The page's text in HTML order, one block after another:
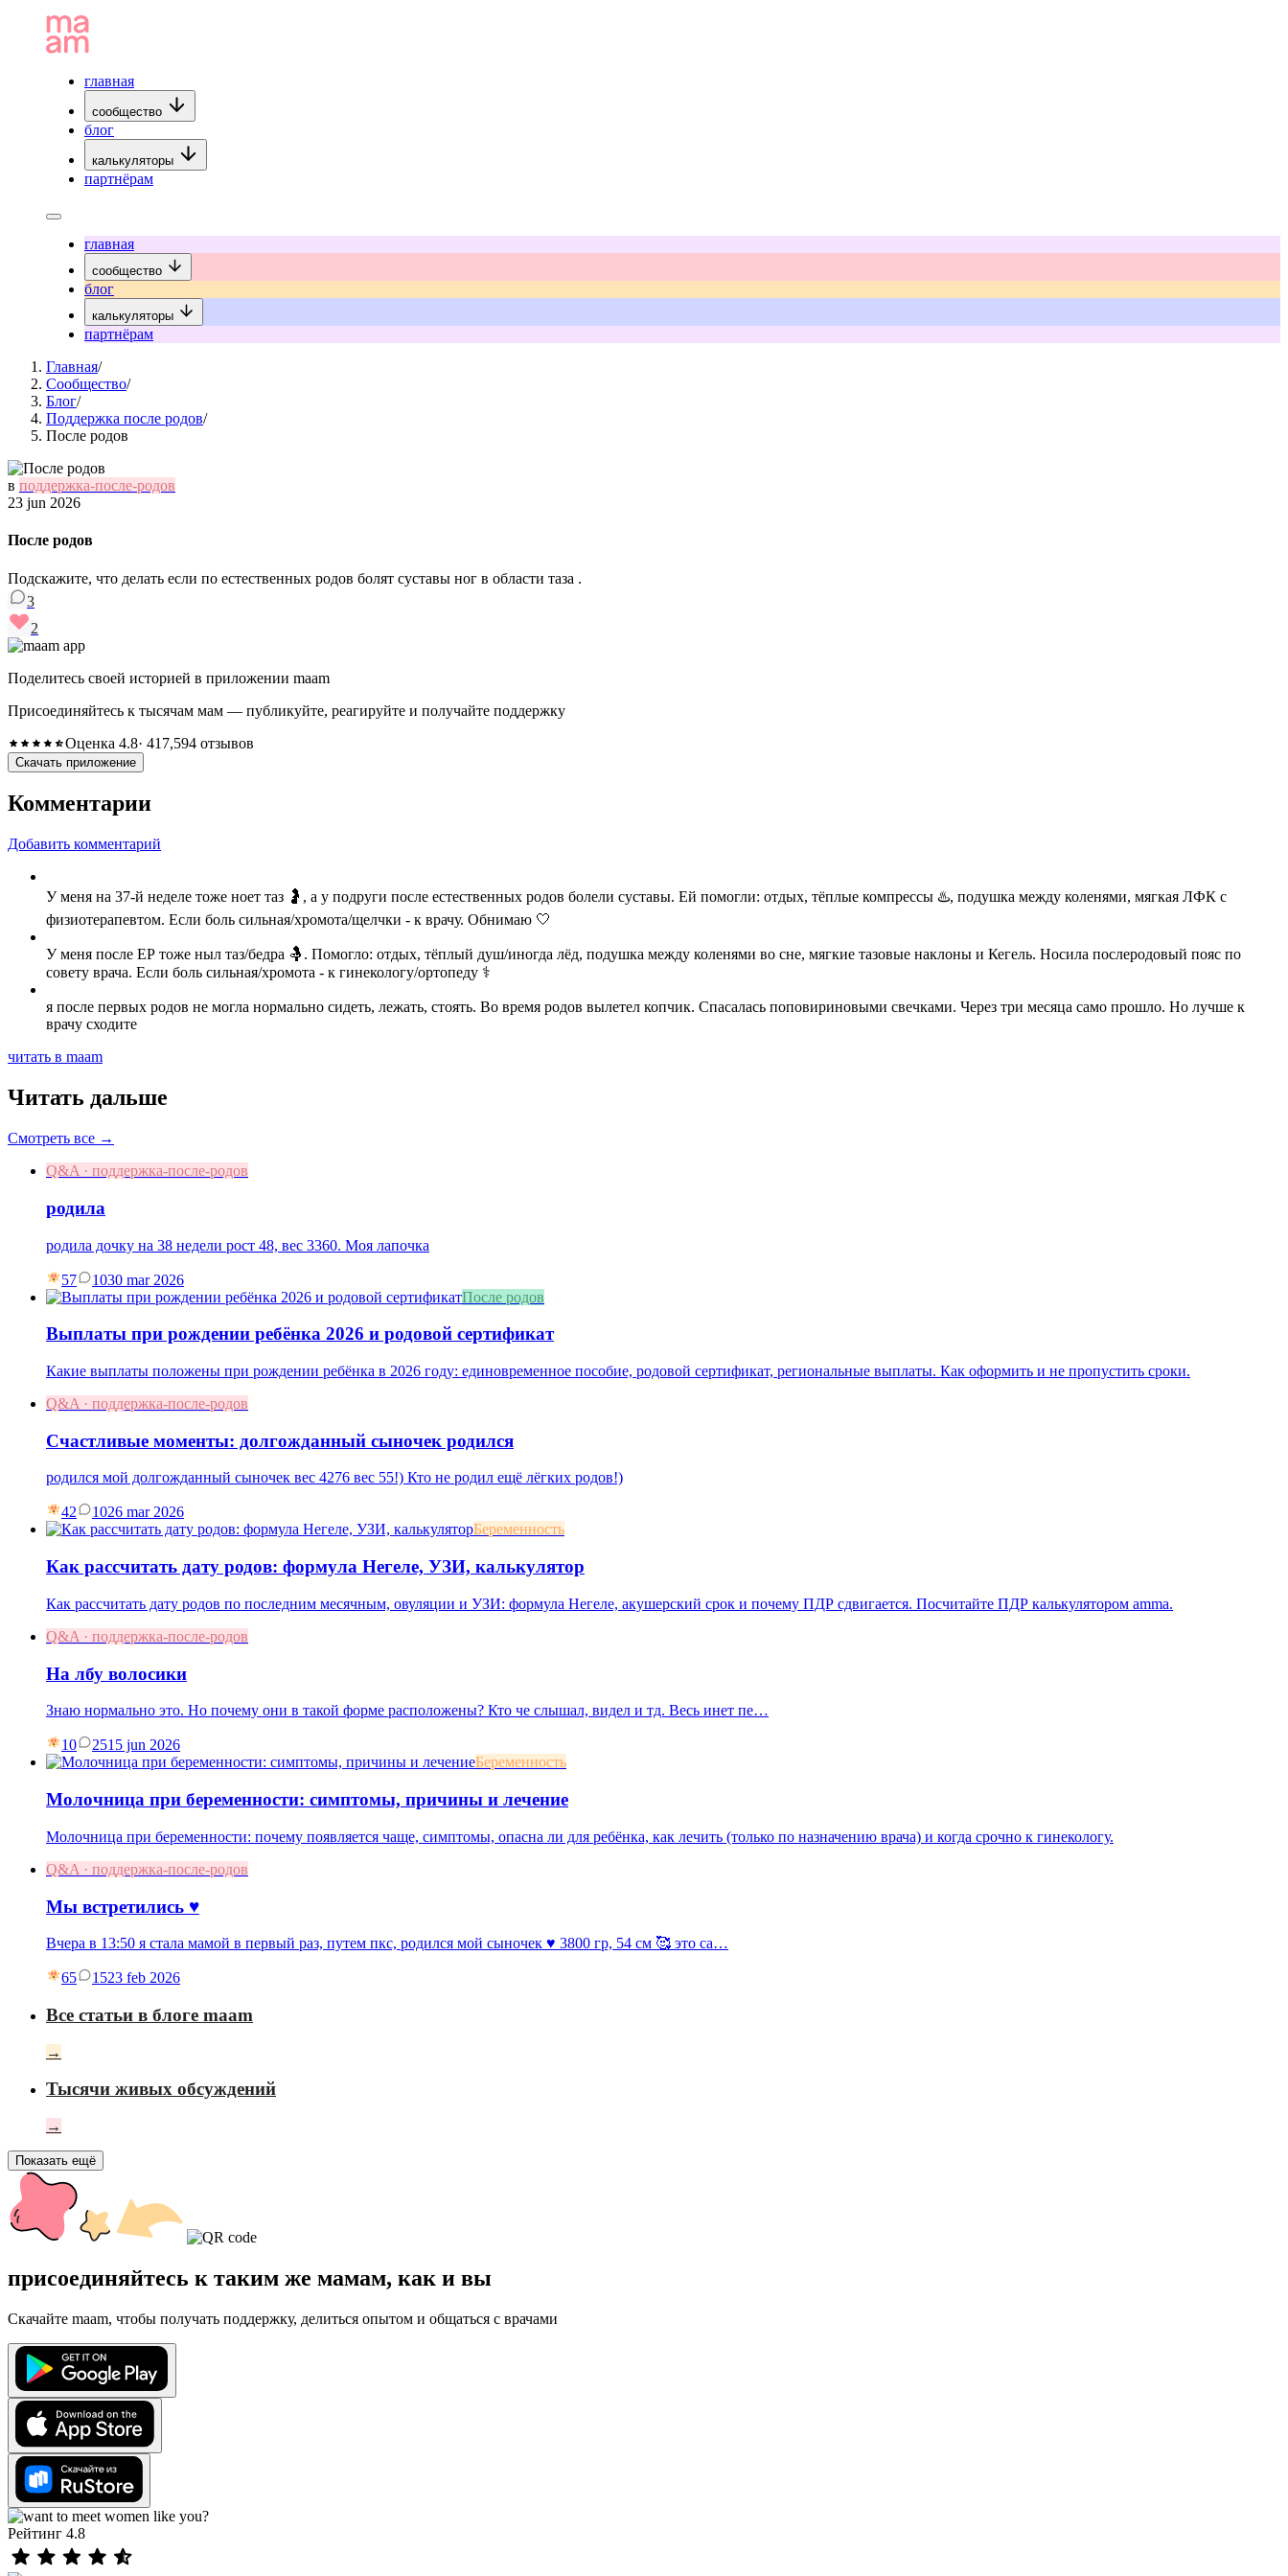
главная
сообщество
блог
калькуляторы
партнёрам
главная
сообщество
блог
калькуляторы
партнёрам
Главная/
Сообщество/
Блог/
Поддержка после родов/
После родов
в поддержка-после-родов
23 jun 2026
После родов
Подскажите, что делать если по естественных родов болят суставы ног в области таза .
3
2
Поделитесь своей историей в приложении maam
Присоединяйтесь к тысячам мам — публикуйте, реагируйте и получайте поддержку
Оценка 4.8· 417,594 отзывов
Скачать приложение
Комментарии
Добавить комментарий
У меня на 37-й неделе тоже ноет таз 🤰, а у подруги после естественных родов болели суставы. Ей помогли: отдых, тёплые компрессы ♨️, подушка между коленями, мягкая ЛФК с
физиотерапевтом. Если боль сильная/хромота/щелчки - к врачу. Обнимаю 🤍
У меня после ЕР тоже ныл таз/бедра 🤱. Помогло: отдых, тёплый душ/иногда лёд, подушка между коленями во сне, мягкие тазовые наклоны и Кегель. Носила послеродовый пояс по
совету врача. Если боль сильная/хромота - к гинекологу/ортопеду ⚕️
я после первых родов не могла нормально сидеть, лежать, стоять. Во время родов вылетел копчик. Спасалась поповириновыми свечками. Через три месяца само прошло. Но лучше к
врачу сходите
читать в maam
Читать дальше
Смотреть все →
Q&A · поддержка-после-родов
родила
родила дочку на 38 недели рост 48, вес 3360. Моя лапочка
57 1030 mar 2026
После родов
Выплаты при рождении ребёнка 2026 и родовой сертификат
Какие выплаты положены при рождении ребёнка в 2026 году: единовременное пособие, родовой сертификат, региональные выплаты. Как оформить и не пропустить сроки.
Q&A · поддержка-после-родов
Счастливые моменты: долгожданный сыночек родился
родился мой долгожданный сыночек вес 4276 вес 55!) Кто не родил ещё лёгких родов!)
42 1026 mar 2026
Беременность
Как рассчитать дату родов: формула Негеле, УЗИ, калькулятор
Как рассчитать дату родов по последним месячным, овуляции и УЗИ: формула Негеле, акушерский срок и почему ПДР сдвигается. Посчитайте ПДР калькулятором amma.
Q&A · поддержка-после-родов
На лбу волосики
Знаю нормально это. Но почему они в такой форме расположены? Кто че слышал, видел и тд. Весь инет пе…
10 2515 jun 2026
Беременность
Молочница при беременности: симптомы, причины и лечение
Молочница при беременности: почему появляется чаще, симптомы, опасна ли для ребёнка, как лечить (только по назначению врача) и когда срочно к гинекологу.
Q&A · поддержка-после-родов
Мы встретились ♥️
Вчера в 13:50 я стала мамой в первый раз, путем пкс, родился мой сыночек ♥️ 3800 гр, 54 см 🥰 это са…
65 1523 feb 2026
Все статьи в блоге maam
→
Тысячи живых обсуждений
→
Показать ещё
присоединяйтесь к таким же мамам, как и вы
Скачайте maam, чтобы получать поддержку, делиться опытом и общаться с врачами
Рейтинг 4.8